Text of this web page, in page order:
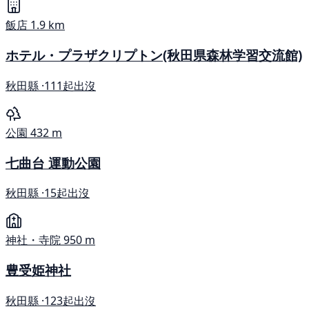
飯店 1.9 km
ホテル・プラザクリプトン(秋田県森林学習交流館)
秋田縣 ·111起出沒
公園 432 m
七曲台 運動公園
秋田縣 ·15起出沒
神社・寺院950 m
豊受姫神社
秋田縣 ·123起出沒